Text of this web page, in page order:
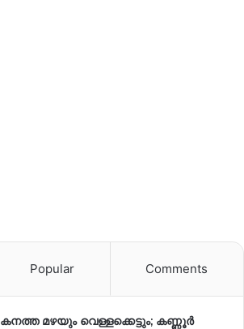
Popular Comments
കനത്ത മഴയും വെള്ളക്കെട്ടും; കണ്ണൂർ